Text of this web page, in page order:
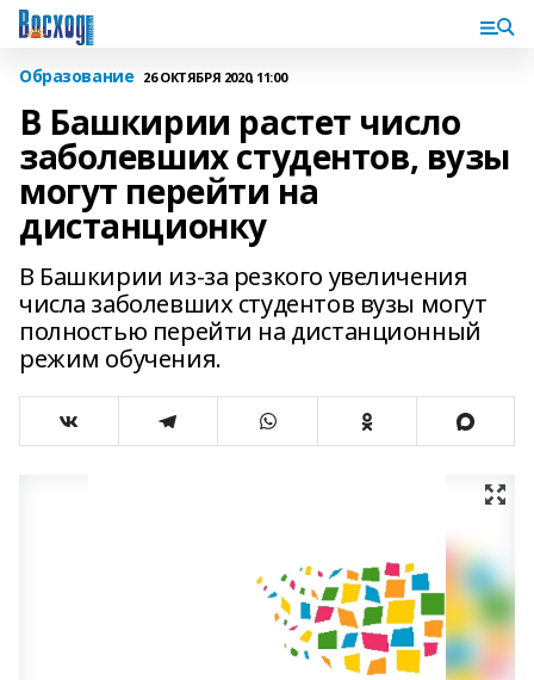
Образование 26 ОКТЯБРЯ 2020, 11:00
В Башкирии растет число
заболевших студентов, вузы
могут перейти на
дистанционку
В Башкирии из-за резкого увеличения
числа заболевших студентов вузы могут
полностью перейти на дистанционный
режим обучения.